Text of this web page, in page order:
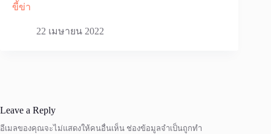
ขี้ข่า
22 เมษายน 2022
Leave a Reply
อีเมลของคุณจะไม่แสดงให้คนอื่นเห็น ช่องข้อมูลจำเป็นถูกทำ